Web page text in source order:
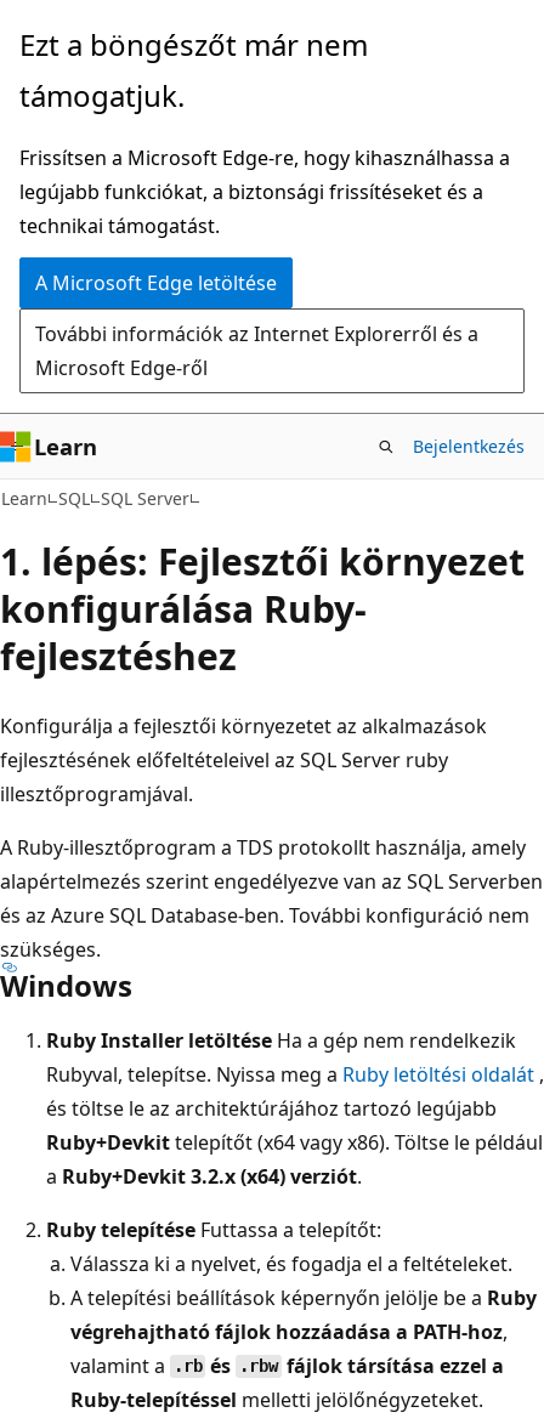
Ugrás
fő
Ezt a böngészőt már nem
támogatjuk.
Frissítsen a Microsoft Edge-re, hogy kihasználhassa a
legújabb funkciókat, a biztonsági frissítéseket és a
technikai támogatást.
A Microsoft Edge letöltése
További információk az Internet Explorerről és a
Microsoft Edge-ről
Learn Bejelentkezés
Learn SQL SQL Server
1. lépés: Fejlesztői környezet
konfigurálása Ruby-
fejlesztéshez
Konfigurálja a fejlesztői környezetet az alkalmazások
fejlesztésének előfeltételeivel az SQL Server ruby
illesztőprogramjával.
A Ruby-illesztőprogram a TDS protokollt használja, amely
alapértelmezés szerint engedélyezve van az SQL Serverben
és az Azure SQL Database-ben. További konfiguráció nem
szükséges.
Windows
Ruby Installer letöltése Ha a gép nem rendelkezik
Rubyval, telepítse. Nyissa meg a Ruby letöltési oldalát ,
és töltse le az architektúrájához tartozó legújabb
Ruby+Devkittelepítőt (x64 vagy x86). Töltse le például
a Ruby+Devkit 3.2.x (x64) verziót.
Ruby telepítése Futtassa a telepítőt:
Válassza ki a nyelvet, és fogadja el a feltételeket.
A telepítési beállítások képernyőn jelölje be a Ruby
végrehajtható fájlok hozzáadása a PATH-hoz,
valamint a
.rb és .rbwfájlok társítása ezzel a
Ruby-telepítéssel melletti jelölőnégyzeteket.